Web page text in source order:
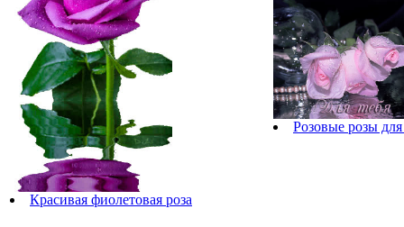
Красивая фиолетовая роза
Розовые розы для